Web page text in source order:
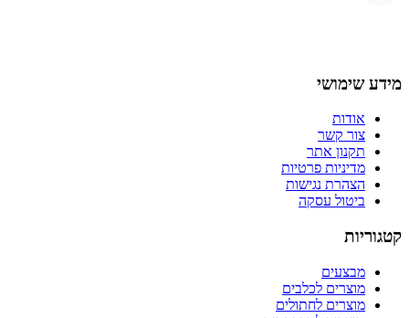
מידע שימושי
אודות
צור קשר
תקנון אתר
מדיניות פרטיות
הצהרת נגישות
ביטול עסקה
קטגוריות
מבצעים
מוצרים לכלבים
מוצרים לחתולים